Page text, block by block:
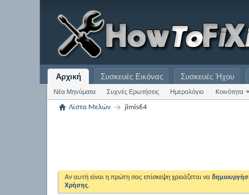
Αρχική
Νέα Μηνύματα Συχνές Ερωτήσεις Ημερολόγιο Κοινότητα
Συσκευές Εικόνας Συσκευές Ήχου
Λίστα Μελών jimis64
Αν αυτή είναι η πρώτη σας επίσκεψη χρειάζεται να
Χρήσης.